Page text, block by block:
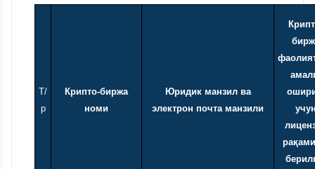
T/
р
Крипто-биржа
номи
Юридик манзил ва
электрон почта манзили